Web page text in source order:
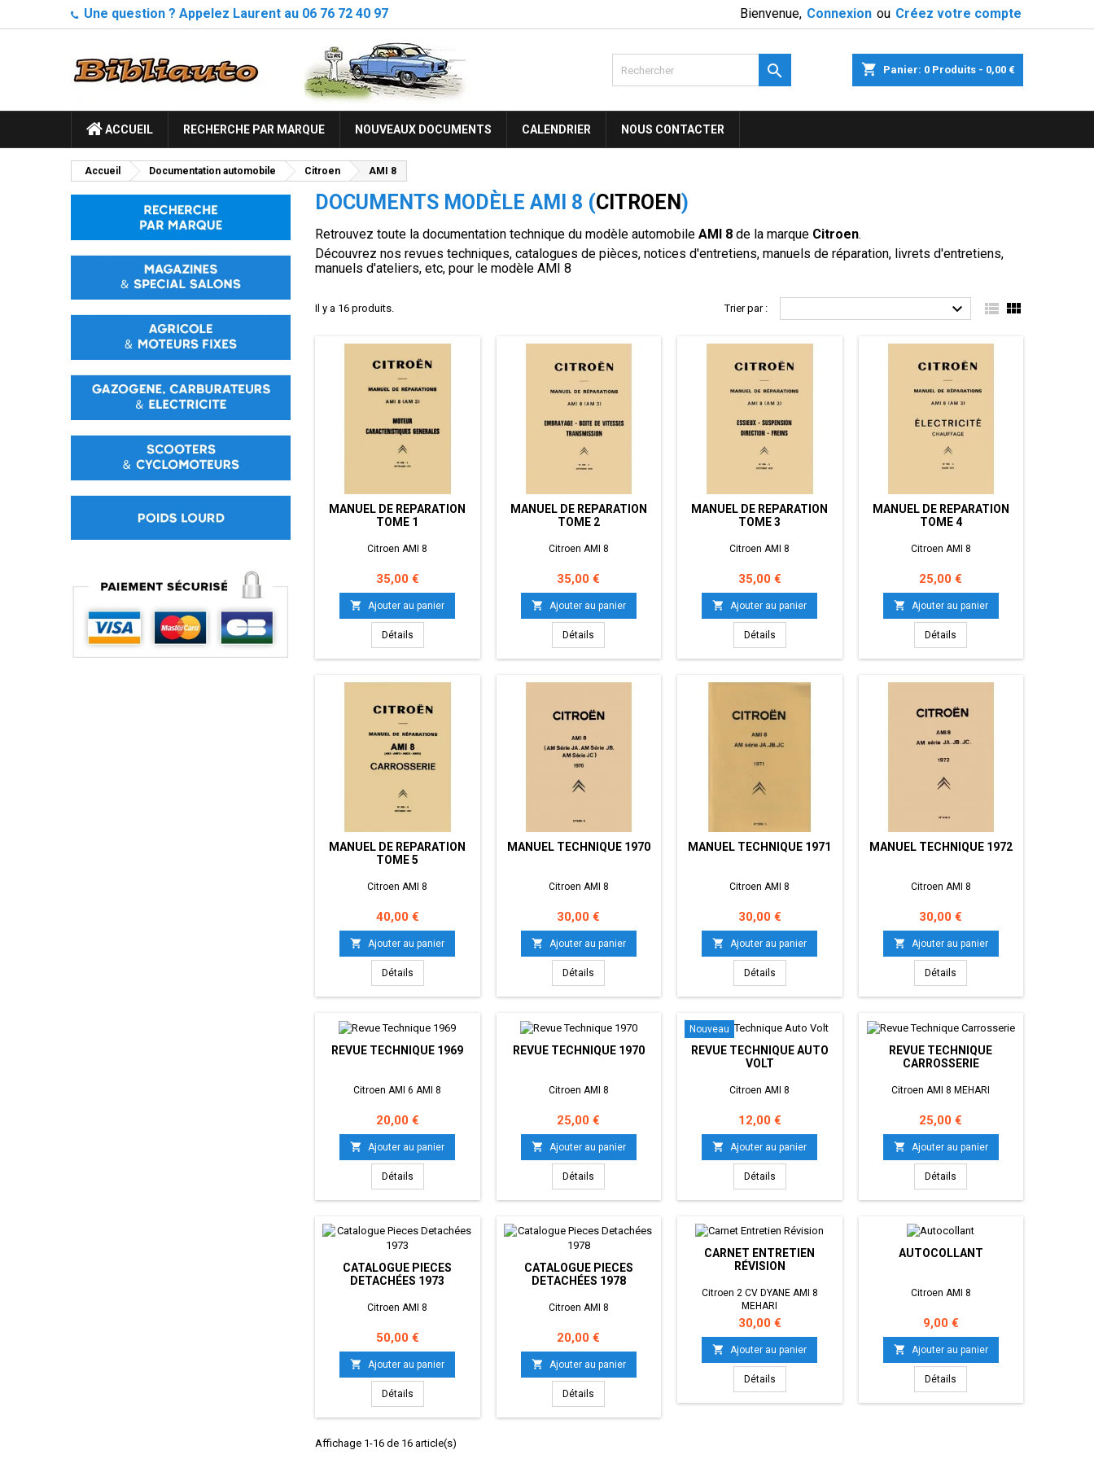
Une question ? Appelez Laurent au 06 76 72 40 97 Bienvenue, Connexion ou Créez votre compte
shopping_cart Panier: 0 Produits - 0,00 €

ACCUEIL RECHERCHE PAR MARQUE NOUVEAUX DOCUMENTS CALENDRIER NOUS CONTACTER
Accueil Documentation automobile Citroen AMI 8
DOCUMENTS MODÈLE AMI 8 (CITROEN)
Retrouvez toute la documentation technique du modèle automobile AMI 8 de la marque Citroen.
Découvrez nos revues techniques, catalogues de pièces, notices d'entretiens, manuels de réparation, livrets d'entretiens,
manuels d'ateliers, etc, pour le modèle AMI 8
Il y a 16 produits. Trier par :   
MANUEL DE REPARATION
TOME 1
Citroen AMI 8
Prix
35,00 €
 Ajouter au panier
Détails
MANUEL DE REPARATION
TOME 2
Citroen AMI 8
Prix
35,00 €
 Ajouter au panier
Détails
MANUEL DE REPARATION
TOME 3
Citroen AMI 8
Prix
35,00 €
 Ajouter au panier
Détails
MANUEL DE REPARATION
TOME 4
Citroen AMI 8
Prix
25,00 €
 Ajouter au panier
Détails
MANUEL DE REPARATION
TOME 5
Citroen AMI 8
Prix
40,00 €
 Ajouter au panier
Détails
MANUEL TECHNIQUE 1970
Citroen AMI 8
Prix
30,00 €
 Ajouter au panier
Détails
MANUEL TECHNIQUE 1971
Citroen AMI 8
Prix
30,00 €
 Ajouter au panier
Détails
MANUEL TECHNIQUE 1972
Citroen AMI 8
Prix
30,00 €
 Ajouter au panier
Détails
REVUE TECHNIQUE 1969
Citroen AMI 6 AMI 8
Prix
20,00 €
 Ajouter au panier
Détails
REVUE TECHNIQUE 1970
Citroen AMI 8
Prix
25,00 €
 Ajouter au panier
Détails
Nouveau
REVUE TECHNIQUE AUTO
VOLT
Citroen AMI 8
Prix
12,00 €
 Ajouter au panier
Détails
REVUE TECHNIQUE
CARROSSERIE
Citroen AMI 8 MEHARI
Prix
25,00 €
 Ajouter au panier
Détails
CATALOGUE PIECES
DETACHÉES 1973
Citroen AMI 8
Prix
50,00 €
 Ajouter au panier
Détails
CATALOGUE PIECES
DETACHÉES 1978
Citroen AMI 8
Prix
20,00 €
 Ajouter au panier
Détails
CARNET ENTRETIEN
RÉVISION
Citroen 2 CV DYANE AMI 8
MEHARI
Prix
30,00 €
 Ajouter au panier
Détails
AUTOCOLLANT
Citroen AMI 8
Prix
9,00 €
 Ajouter au panier
Détails
Affichage 1-16 de 16 article(s)